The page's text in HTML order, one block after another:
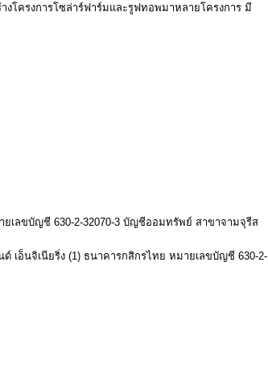
งโครงการโซล่าร์ฟาร์มและรูฟทอพมาหลายโครงการ มี
ลขบัญชี 630-2-32070-3 บัญชีออมทรัพย์ สาขาจามจุรีส
เอ็นจิเนียริ่ง (1) ธนาคารกสิกรไทย หมายเลขบัญชี 630-2-